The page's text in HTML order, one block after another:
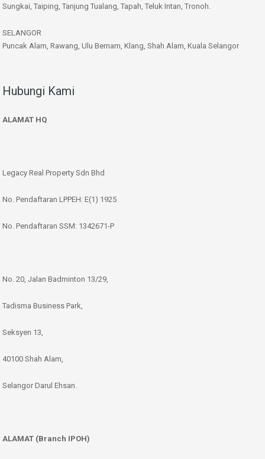
Sungkai, Taiping, Tanjung Tualang, Tapah, Teluk Intan, Tronoh.
SELANGOR
Puncak Alam, Rawang, Ulu Bernam, Klang, Shah Alam, Kuala Selangor
Hubungi Kami
ALAMAT HQ
Legacy Real Property Sdn Bhd
No. Pendaftaran LPPEH: E(1) 1925
No. Pendaftaran SSM: 1342671-P
No. 20, Jalan Badminton 13/29,
Tadisma Business Park,
Seksyen 13,
40100 Shah Alam,
Selangor Darul Ehsan.
ALAMAT (Branch IPOH)